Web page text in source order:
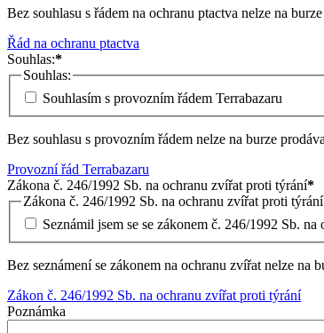
Bez souhlasu s řádem na ochranu ptactva nelze na
Řád na ochranu ptactva
Souhlas:*
Souhlas:
Souhlasím s provozním řádem Terrabazaru
Bez souhlasu s provozním řádem nelze na burze
Provozní řád Terrabazaru
Zákona č. 246/1992 Sb. na ochranu zvířat proti týrání*
Zákona č. 246/1992 Sb. na ochranu zvířat proti týrání
Seznámil jsem se se zákonem č. 246/1992 Sb.
Bez seznámení se zákonem na ochranu zvířat nelze na
Zákon č. 246/1992 Sb. na ochranu zvířat proti týrání
Poznámka